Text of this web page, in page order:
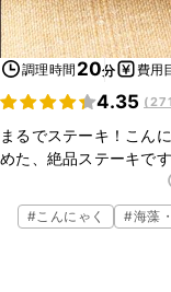
調理時間 20分 費用
4.35 (271
まるでステーキ！こん
めた、絶品ステーキで
みつきですよ。こんに
作れるごちそう料理、
#こんにゃく #海藻